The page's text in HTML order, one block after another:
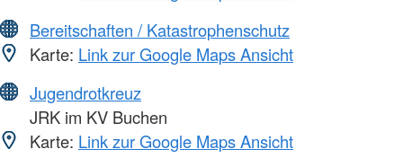
Bereitschaften / Katastrophenschutz
Karte: Link zur Google Maps Ansicht
Jugendrotkreuz
JRK im KV Buchen
Karte: Link zur Google Maps Ansicht